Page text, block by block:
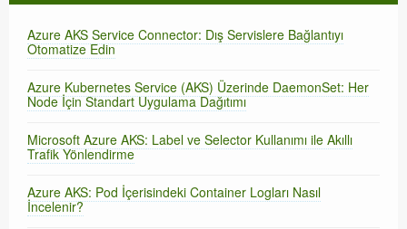
Azure AKS Service Connector: Dış Servislere Bağlantıyı
Otomatize Edin
Azure Kubernetes Service (AKS) Üzerinde DaemonSet: Her
Node İçin Standart Uygulama Dağıtımı
Microsoft Azure AKS: Label ve Selector Kullanımı ile Akıllı
Trafik Yönlendirme
Azure AKS: Pod İçerisindeki Container Logları Nasıl
İncelenir?